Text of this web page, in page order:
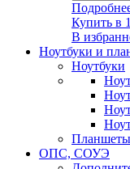
Купить в
В
Ноутбуки и
Ноутбуки
Планшеты
ОПС, СОУЭ